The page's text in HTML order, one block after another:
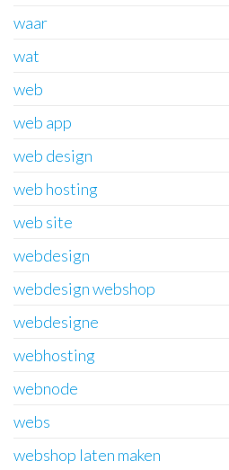
waar
wat
web
web app
web design
web hosting
web site
webdesign
webdesign webshop
webdesigne
webhosting
webnode
webs
webshop laten maken